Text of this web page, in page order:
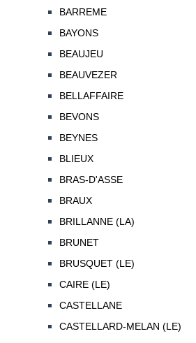
BARREME
BAYONS
BEAUJEU
BEAUVEZER
BELLAFFAIRE
BEVONS
BEYNES
BLIEUX
BRAS-D'ASSE
BRAUX
BRILLANNE (LA)
BRUNET
BRUSQUET (LE)
CAIRE (LE)
CASTELLANE
CASTELLARD-MELAN (LE)